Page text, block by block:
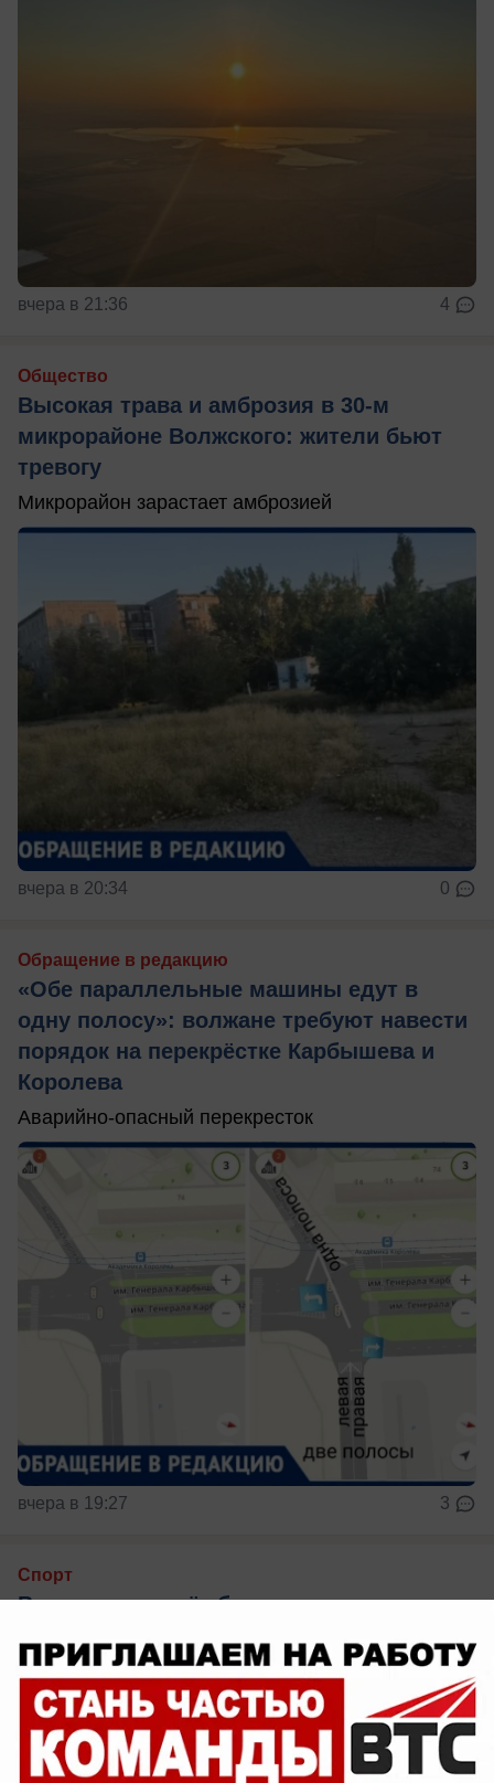
вчера в 21:36 4
Общество
Высокая трава и амброзия в 30‑м
микрорайоне Волжского: жители бьют
тревогу
Микрорайон зарастает амброзией
вчера в 20:34 0
Обращение в редакцию
«Обе параллельные машины едут в
одну полосу»: волжане требуют навести
порядок на перекрёстке Карбышева и
Королева
Аварийно-опасный перекресток
вчера в 19:27 3
Спорт
Волжанин привёз бронзу с первенства
4 призера из Волгоградской области